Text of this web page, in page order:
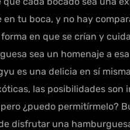
tu boca, y no hay
en que se crían y
sea un homenaje a
es una delicia en sí
las posibilidades son
¿puedo permitírmelo?
disfrutar una